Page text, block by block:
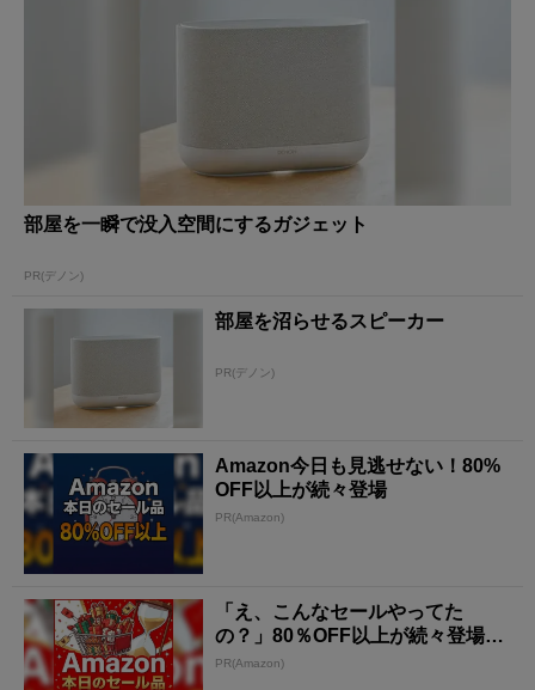
部屋を一瞬で没入空間にするガジェット
PR(デノン)
部屋を沼らせるスピーカー
PR(デノン)
Amazon今日も見逃せない！80%
OFF以上が続々登場
PR(Amazon)
「え、こんなセールやってた
の？」80％OFF以上が続々登場！
Amazonの本気が...
PR(Amazon)